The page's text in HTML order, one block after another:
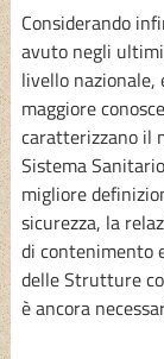
Considerando
avuto negli
livello nazionale,
maggiore
caratterizzano il
Sistema
migliore
sicurezza, la
di contenimento
delle Strutture
è ancora